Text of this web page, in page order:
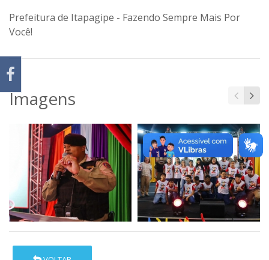
Prefeitura de Itapagipe - Fazendo Sempre Mais Por
Você!
Imagens